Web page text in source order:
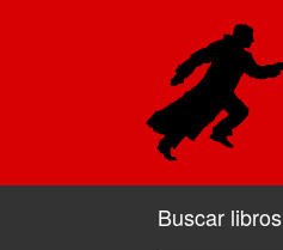
Buscar libros